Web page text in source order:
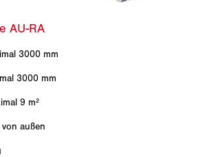
3000 mm
3000 mm
9 m²
außen